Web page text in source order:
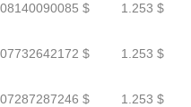
$ 1.253 $
$ 1.253 $
$ 1.253 $